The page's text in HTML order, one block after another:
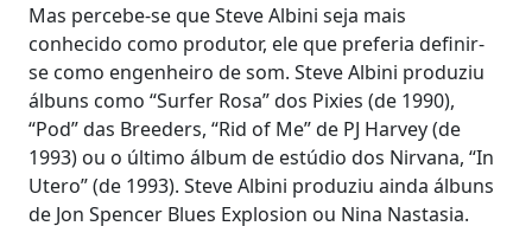
Mas percebe-se que Steve Albini seja mais
conhecido como produtor, ele que preferia definir-
se como engenheiro de som. Steve Albini produziu
álbuns como “Surfer Rosa” dos Pixies (de 1990),
“Pod” das Breeders, “Rid of Me” de PJ Harvey (de
1993) ou o último álbum de estúdio dos Nirvana, “In
Utero” (de 1993). Steve Albini produziu ainda álbuns
de Jon Spencer Blues Explosion ou Nina Nastasia.